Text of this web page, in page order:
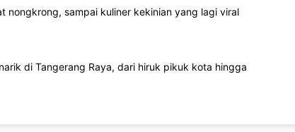
nongkrong, sampai kuliner kekinian yang lagi viral
di Tangerang Raya, dari hiruk pikuk kota hingga